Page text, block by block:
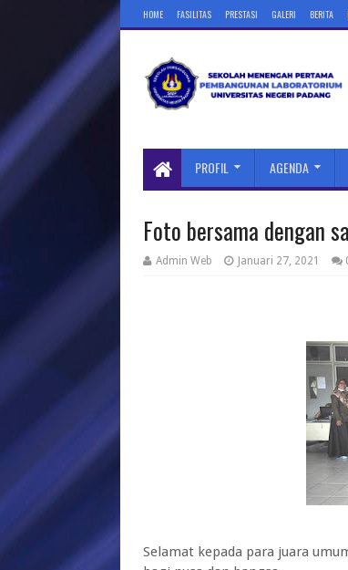
HOME FASILITAS PRESTASI GALERI BERITA
PROFIL AGENDA
Foto bersama dengan
Admin Web Januari 27, 2021
Selamat kepada para juara